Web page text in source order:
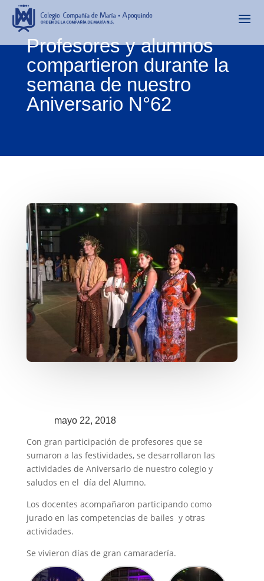
Profesores y alumnos
compartieron durante la
semana de nuestro
Aniversario N°62
mayo 22, 2018
Con gran participación de profesores que se
sumaron a las festividades, se desarrollaron las
actividades de Aniversario de nuestro colegio y
saludos en el día del Alumno.
Los docentes acompañaron participando como
jurado en las competencias de bailes y otras
actividades.
Se vivieron días de gran camaradería.